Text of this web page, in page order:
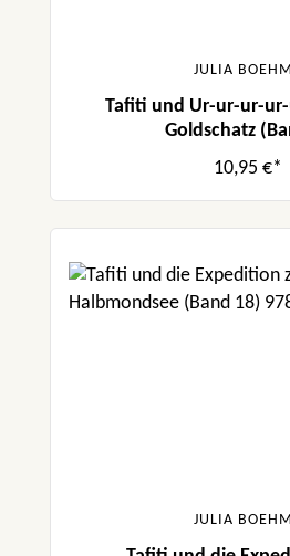
JULIA
Tafiti und Ur-ur-ur-
Goldschatz
10,95 €*
JULIA